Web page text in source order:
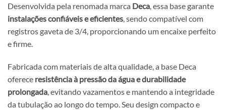
Desenvolvida pela renomada marca Deca , essa base garante
instalações confiáveis e eficientes , sendo compatível com
registros gaveta de 3/4, proporcionando um encaixe perfeito
e firme.
Fabricada com materiais de alta qualidade, a base Deca
oferece resistência à pressão da água e durabilidade
prolongada, evitando vazamentos e mantendo a integridade
da tubulação ao longo do tempo. Seu design compacto e